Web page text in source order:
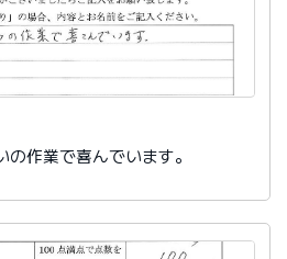
作業で喜んでいます。